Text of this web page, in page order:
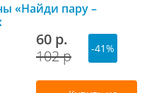
«Найди пару –
60 р.
102 р
-41%